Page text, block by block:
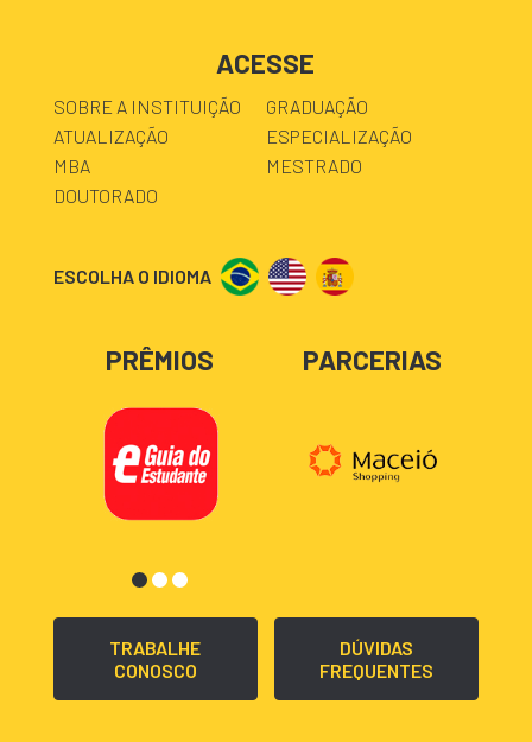
ACESSE
SOBRE A INSTITUIÇÃO
GRADUAÇÃO
ATUALIZAÇÃO
ESPECIALIZAÇÃO
MBA
MESTRADO
DOUTORADO
ESCOLHA O IDIOMA
PRÊMIOS PARCERIAS
TRABALHE
CONOSCO
DÚVIDAS
FREQUENTES